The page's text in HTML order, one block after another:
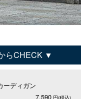
らCHECK
ーディガン
7,590